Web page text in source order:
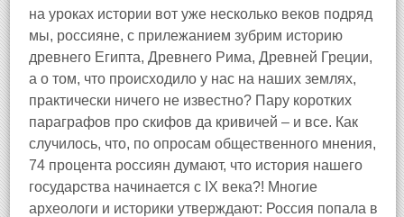
на уроках истории вот уже несколько веков подряд
мы, россияне, с прилежанием зубрим историю
древнего Египта, Древнего Рима, Древней Греции,
а о том, что происходило у нас на наших землях,
практически ничего не известно? Пару коротких
параграфов про скифов да кривичей – и все. Как
случилось, что, по опросам общественного мнения,
74 процента россиян думают, что история нашего
государства начинается с IX века?! Многие
археологи и историки утверждают: Россия попала в